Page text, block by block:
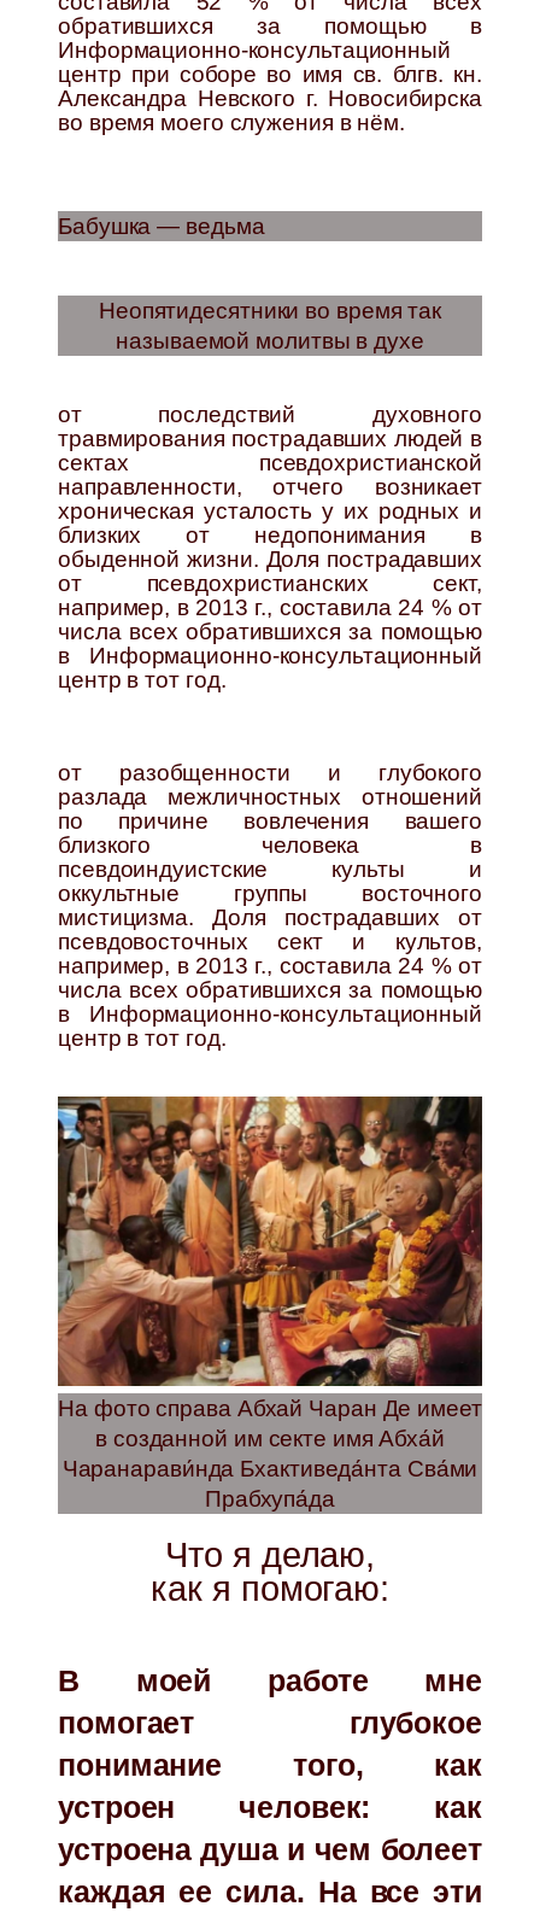
обратившихся за помощью в
Информационно-консультационный
центр при соборе во имя св. блгв. кн.
Александра Невского г. Новосибирска
во время моего служения в нём.
Бабушка — ведьма
Неопятидесятники во время так
называемой молитвы в духе
от последствий духовного
травмирования пострадавших людей в
сектах псевдохристианской
направленности, отчего возникает
хроническая усталость у их родных и
близких от недопонимания в
обыденной жизни. Доля пострадавших
от псевдохристианских сект,
например, в 2013 г., составила 24 % от
числа всех обратившихся за помощью
в Информационно-консультационный
центр в тот год.
от разобщенности и глубокого
разлада межличностных отношений
по причине вовлечения вашего
близкого человека в
псевдоиндуистские культы и
оккультные группы восточного
мистицизма. Доля пострадавших от
псевдовосточных сект и культов,
например, в 2013 г., составила 24 % от
числа всех обратившихся за помощью
в Информационно-консультационный
центр в тот год.
На фото справа Абхай Чаран Де имеет
в созданной им секте имя Абха́й
Чаранарави́нда Бхактиведа́нта Сва́ми
Прабхупа́да
Что я делаю,
как я помогаю:
В моей работе мне
помогает глубокое
понимание того, как
устроен человек: как
устроена душа и чем болеет
каждая ее сила. На все эти